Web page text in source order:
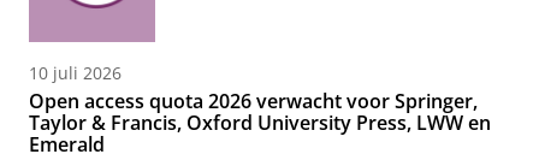
10 juli 2026
Open access quota 2026 verwacht voor Springer,
Taylor & Francis, Oxford University Press, LWW en
Emerald